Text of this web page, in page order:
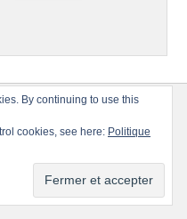
Tous droits réservés.
Thèmes Catch
By continuing to use this
cookies, see here: Politique